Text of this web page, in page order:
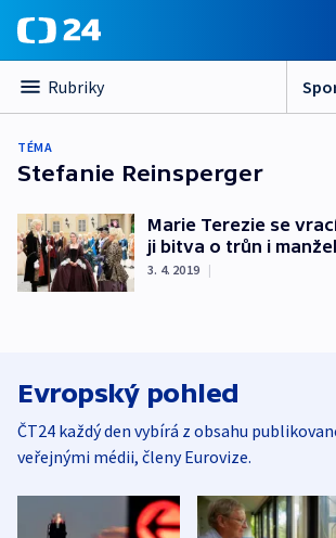
Rubriky
TÉMA
Stefanie Reinsperger
Marie Terezie se
ji bitva o trůn i
3. 4. 2019 |
Evropský pohled
ČT24 každý den vybírá z obsahu
veřejnými médii, členy Eurovize.